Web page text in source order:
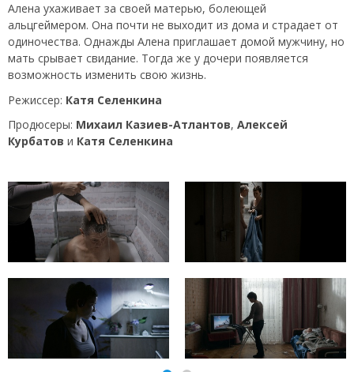
Алена ухаживает за своей матерью, болеющей
альцгеймером. Она почти не выходит из дома и страдает от
одиночества. Однажды Алена приглашает домой мужчину, но
мать срывает свидание. Тогда же у дочери появляется
возможность изменить свою жизнь.
Режиссер: Катя Селенкина
Продюсеры: Михаил Казиев-Атлантов, Алексей
Курбатов и Катя Селенкина